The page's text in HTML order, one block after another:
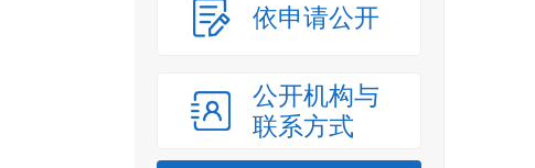
依申请公开
公开机构与
联系方式